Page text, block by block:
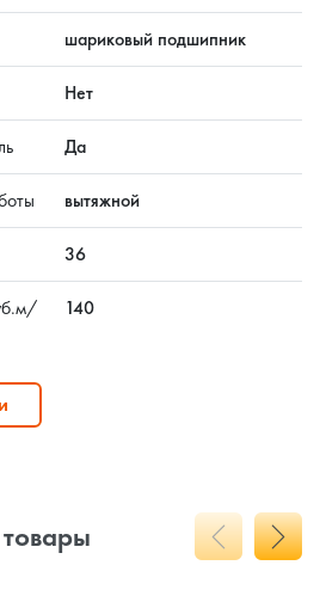
шариковый подшипник
Нет
Да
вытяжной
36
140